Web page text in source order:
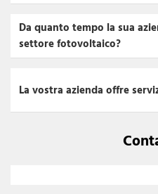
Da quanto tempo la sua
settore fotovoltaico?
La vostra azienda offre